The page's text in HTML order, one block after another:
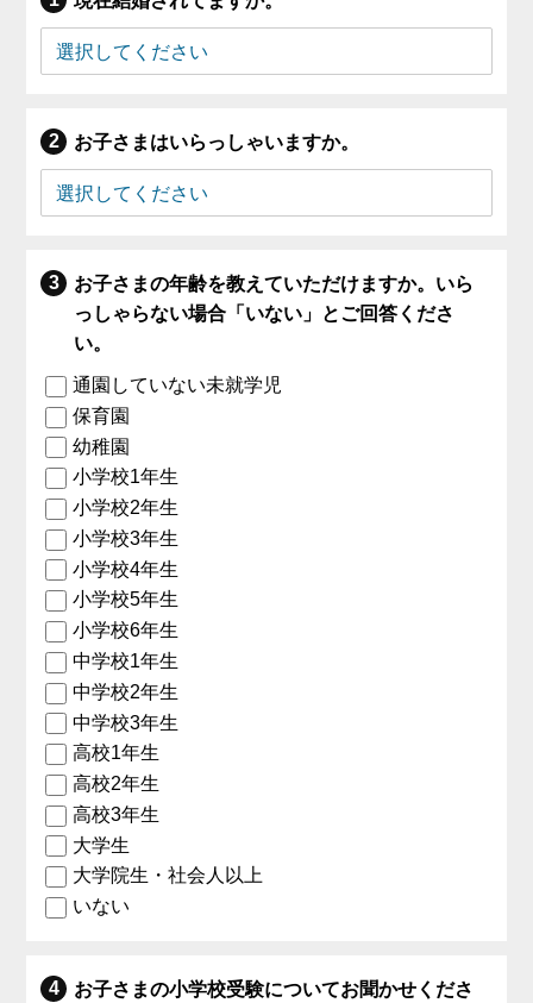
お子さまはいらっしゃいますか。
お子さまの年齢を教えていただけますか。いら
っしゃらない場合「いない」とご回答くださ
い。
通園していない未就学児
保育園
幼稚園
小学校1年生
小学校2年生
小学校3年生
小学校4年生
小学校5年生
小学校6年生
中学校1年生
中学校2年生
中学校3年生
高校1年生
高校2年生
高校3年生
大学生
大学院生・社会人以上
いない
お子さまの小学校受験についてお聞かせくださ